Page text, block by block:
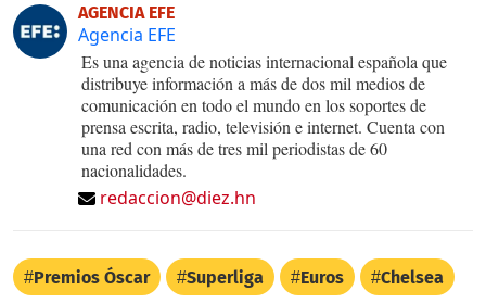
AGENCIA EFE
Agencia EFE
Es una agencia de noticias internacional española que
distribuye información a más de dos mil medios de
comunicación en todo el mundo en los soportes de
prensa escrita, radio, televisión e internet. Cuenta con
una red con más de tres mil periodistas de 60
nacionalidades.
redaccion@diez.hn
Premios Óscar Superliga Euros Chelsea